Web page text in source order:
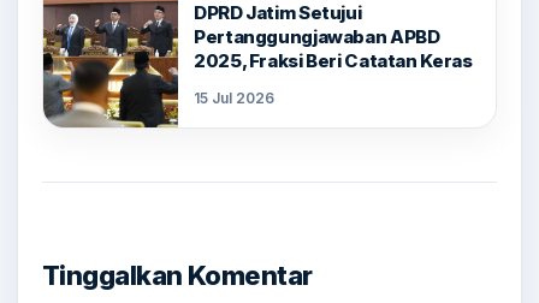
DPRD Jatim Setujui
Pertanggungjawaban APBD
2025, Fraksi Beri Catatan Keras
15 Jul 2026
Tinggalkan Komentar